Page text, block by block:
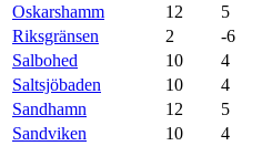
Oskarshamm
12 5
Riksgränsen
2 -6
Salbohed
10 4
Saltsjöbaden
10 4
Sandhamn
12 5
Sandviken
10 4